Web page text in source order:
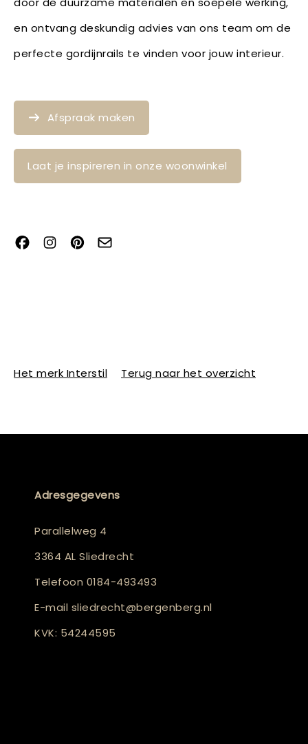
en ontvang deskundig advies van ons team om de
perfecte gordijnrails te vinden voor jouw interieur.
Afspraak maken
Laat je inspireren in onze woonwinkel
Het merk Interstil Terug naar het overzicht
Adresgegevens
Parallelweg 4
3364 AL Sliedrecht
Telefoon 0184-493493
E-mail sliedrecht@bergenberg.nl
KVK: 54244595